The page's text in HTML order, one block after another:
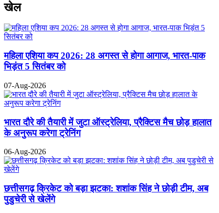
खेल
महिला एशिया कप 2026: 28 अगस्त से होगा आगाज, भारत-पाक
भिड़ंत 5 सितंबर को
07-Aug-2026
भारत दौरे की तैयारी में जुटा ऑस्ट्रेलिया, प्रैक्टिस मैच छोड़ हालात
के अनुरूप करेगा ट्रेनिंग
06-Aug-2026
छत्तीसगढ़ क्रिकेट को बड़ा झटका: शशांक सिंह ने छोड़ी टीम, अब
पुडुचेरी से खेलेंगे